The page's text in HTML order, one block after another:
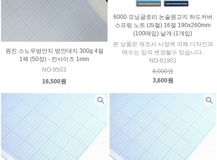
원진 스노우방안지 방안대지 300g 4절
1팩 (50장) - 칸사이즈 1mm
NO-9503
16,500원
6000 모닝글로리 논술원고지 하드커버
스프링 노트 (좌철) 16절 190x260mm
(100매입) 낱개 (1개입)
본 상품은 제조사 사정에 의해 디자인과
매수는 임의 변경될수 있습니다.
NO-61901
6,000원
3,600원